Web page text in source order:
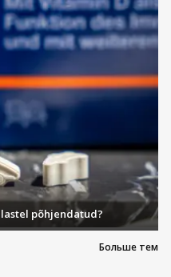
Больше тем
põhjendatud?